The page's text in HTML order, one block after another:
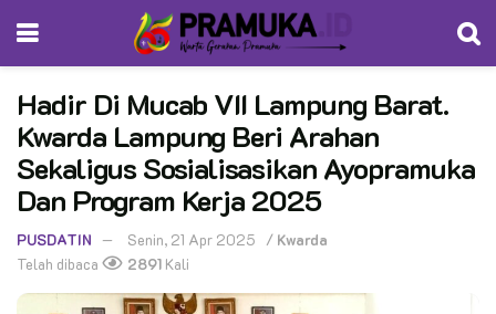
Hadir Di Mucab VII Lampung Barat.
Kwarda Lampung Beri Arahan
Sekaligus Sosialisasikan Ayopramuka
Dan Program Kerja 2025
PUSDATIN Senin, 21 Apr 2025 / Kwarda
Telah dibaca
2891 Kali